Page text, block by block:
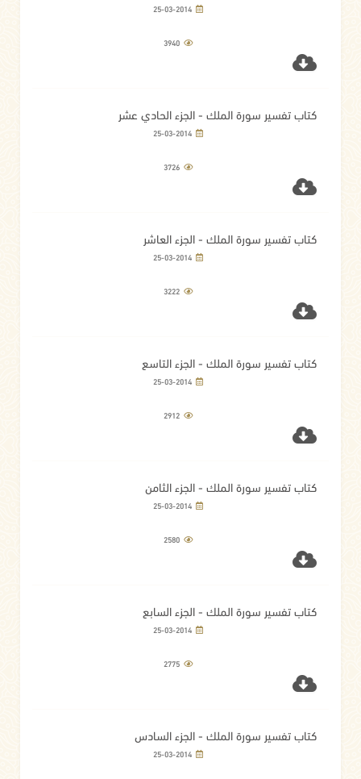
25-03-2014
3940
كتاب تفسير سورة الملك - الجزء الحادي عشر
25-03-2014
3726
كتاب تفسير سورة الملك - الجزء العاشر
25-03-2014
3222
كتاب تفسير سورة الملك - الجزء التاسع
25-03-2014
2912
كتاب تفسير سورة الملك - الجزء الثامن
25-03-2014
2580
كتاب تفسير سورة الملك - الجزء السابع
25-03-2014
2775
كتاب تفسير سورة الملك - الجزء السادس
25-03-2014